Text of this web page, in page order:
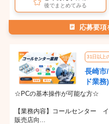
後でまとめてみる
応募要項
31日以上
長崎市
ド業
☆PCの基本操作が可能な方☆
【業務内容】コールセンター
販売店向...